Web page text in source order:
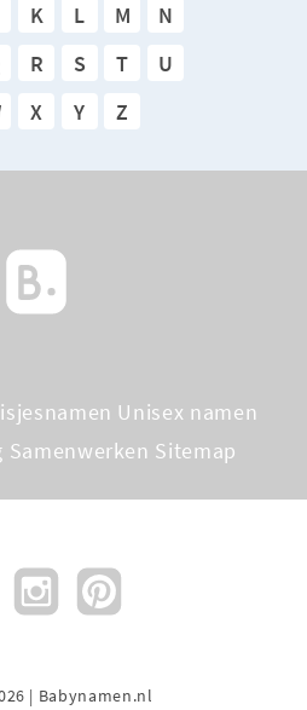
K L M
N
R S T
U
X Y Z
Unisex namen
Samenwerken Sitemap
| Babynamen.nl